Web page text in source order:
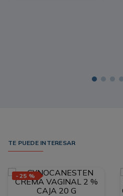
TE PUEDE INTERESAR
- 25 %